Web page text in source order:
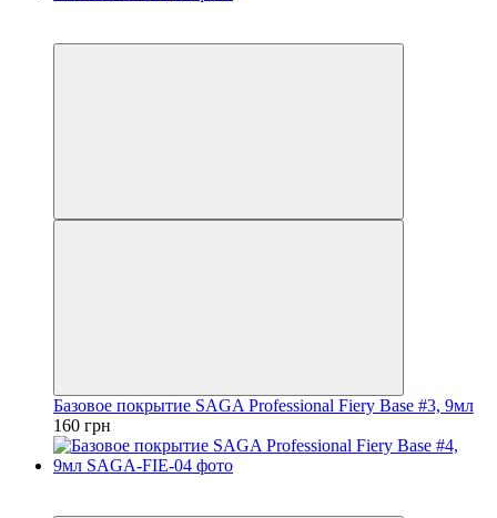
Базовое покрытие SAGA Professional Fiery Base #3, 9мл
160 грн